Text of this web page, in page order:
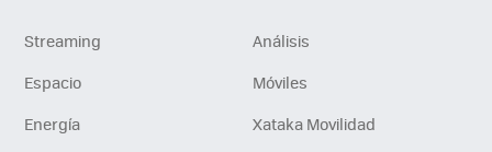
Streaming
Análisis
Espacio
Móviles
Energía
Xataka Movilidad